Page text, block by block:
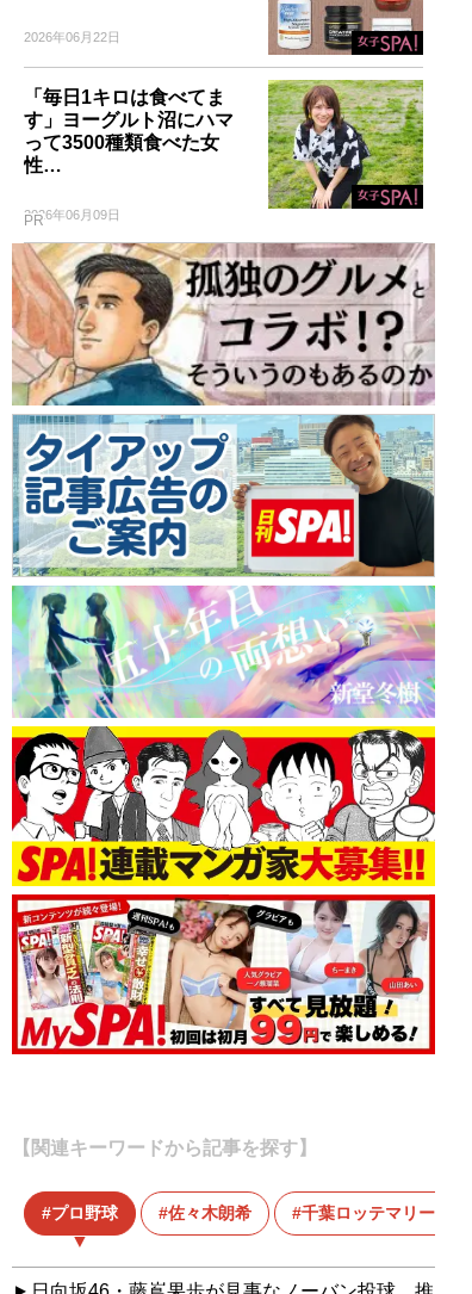
2026年06月22日
「毎日1キロは食べてま
す」ヨーグルト沼にハマ
って3500種類食べた女
性…
2026年06月09日
PR
【関連キーワードから記事を探す】
プロ野球 佐々木朗希 千葉ロッテマリーンズ